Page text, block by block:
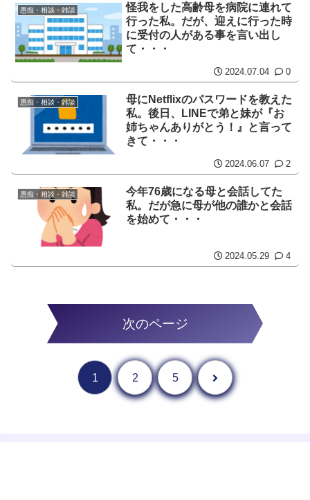
愚痴・相談・雑談
怪我をした高齢母を病院に連れて
行った私。だが、迎えに行った時
に受付の人がある事を言い出し
て・・・
2024.07.04 0
愚痴・相談・雑談
母にNetflixのパスワードを教えた
私。後日、LINEで弟と妹が『お
姉ちゃんありがとう！』と言って
きて・・・
2024.06.07 2
愚痴・相談・雑談
今年76歳になる母と会話してた
私。だが急に母が他の誰かと会話
を始めて・・・
2024.05.29 4
次のページ
1 2 5 次へ